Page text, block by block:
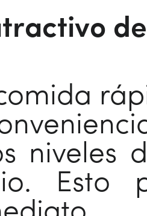
niveles
Esto